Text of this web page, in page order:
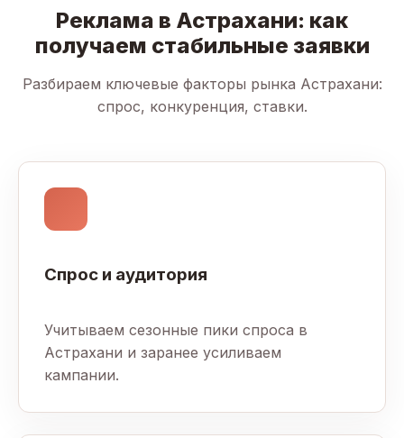
Реклама в Астрахани: как
получаем стабильные заявки
Разбираем ключевые факторы рынка Астрахани:
спрос, конкуренция, ставки.
Спрос и аудитория
Учитываем сезонные пики спроса в
Астрахани и заранее усиливаем
кампании.